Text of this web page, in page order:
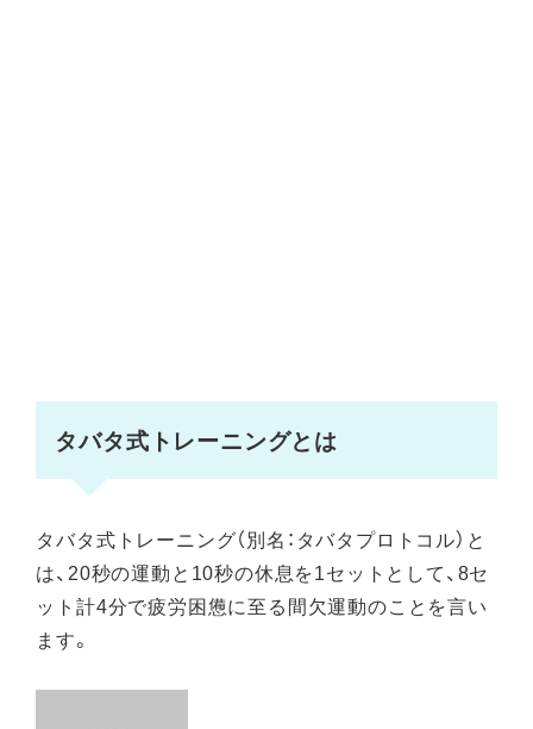
タバタ式トレーニングとは
タバタ式トレーニング（別名：タバタプロトコル）と
は、20秒の運動と10秒の休息を1セットとして、8セ
ット計4分で疲労困憊に至る間欠運動のことを言い
ます。